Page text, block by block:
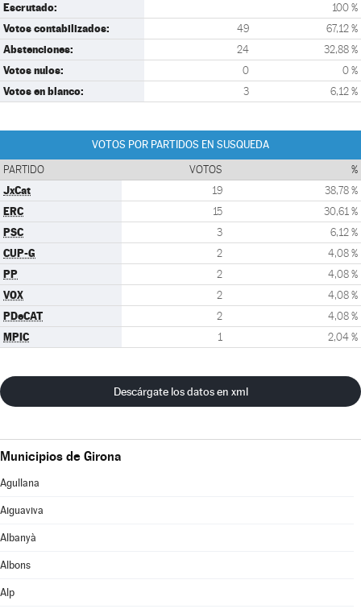
Escrutado: 100 %
Votos contabilizados: 49 67,12 %
Abstenciones: 24 32,88 %
Votos nulos: 0 0 %
Votos en blanco: 3 6,12 %
VOTOS POR PARTIDOS EN SUSQUEDA
PARTIDO VOTOS %
JxCat 19 38,78 %
ERC 15 30,61 %
PSC 3 6,12 %
CUP-G 2 4,08 %
PP 2 4,08 %
VOX 2 4,08 %
PDeCAT 2 4,08 %
MPIC 1 2,04 %
Descárgate los datos en xml
Municipios de Girona
Agullana
Aiguaviva
Albanyà
Albons
Alp